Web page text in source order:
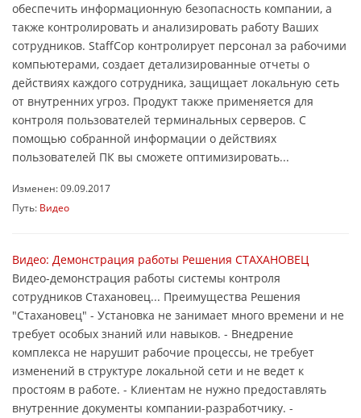
обеспечить информационную безопасность компании, а
также контролировать и анализировать работу Ваших
сотрудников. StaffCop контролирует персонал за рабочими
компьютерами, создает детализированные отчеты о
действиях каждого сотрудника, защищает локальную сеть
от внутренних угроз. Продукт также применяется для
контроля пользователей терминальных серверов. С
помощью собранной информации о действиях
пользователей ПК вы сможете оптимизировать...
Изменен: 09.09.2017
Путь: Видео
Видео: Демонстрация работы Решения СТАХАНОВЕЦ
Видео-демонстрация работы системы контроля
сотрудников Стахановец... Преимущества Решения
"Стахановец" - Установка не занимает много времени и не
требует особых знаний или навыков. - Внедрение
комплекса не нарушит рабочие процессы, не требует
изменений в структуре локальной сети и не ведет к
простоям в работе. - Клиентам не нужно предоставлять
внутренние документы компании-разработчику. -